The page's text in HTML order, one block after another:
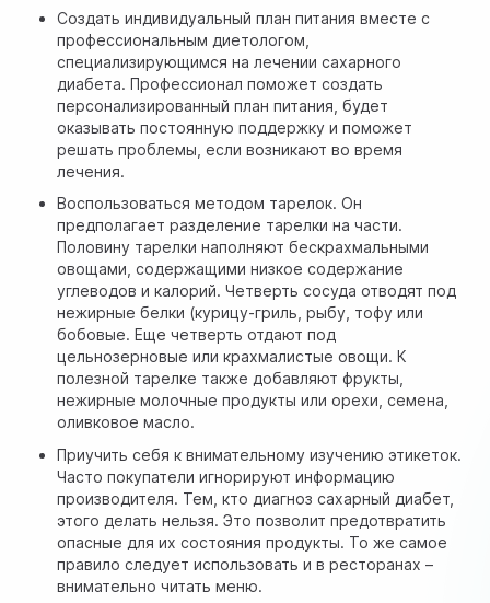
Создать индивидуальный план питания вместе с
профессиональным диетологом,
специализирующимся на лечении сахарного
диабета. Профессионал поможет создать
персонализированный план питания, будет
оказывать постоянную поддержку и поможет
решать проблемы, если возникают во время
лечения.
Воспользоваться методом тарелок. Он
предполагает разделение тарелки на части.
Половину тарелки наполняют бескрахмальными
овощами, содержащими низкое содержание
углеводов и калорий. Четверть сосуда отводят под
нежирные белки (курицу-гриль, рыбу, тофу или
бобовые. Еще четверть отдают под
цельнозерновые или крахмалистые овощи. К
полезной тарелке также добавляют фрукты,
нежирные молочные продукты или орехи, семена,
оливковое масло.
Приучить себя к внимательному изучению этикеток.
Часто покупатели игнорируют информацию
производителя. Тем, кто диагноз сахарный диабет,
этого делать нельзя. Это позволит предотвратить
опасные для их состояния продукты. То же самое
правило следует использовать и в ресторанах –
внимательно читать меню.